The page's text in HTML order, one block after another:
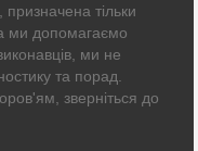
тільки
ми допомагаємо
ми не
та порад.
зверніться до